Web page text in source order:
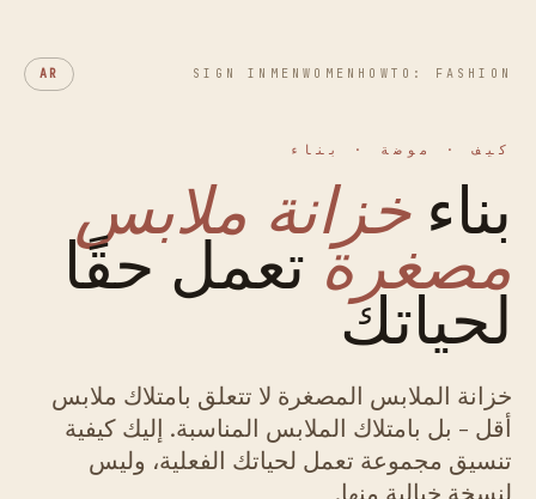
HOWTO: FASHION
WOMEN
MEN
SIGN IN
AR
كيف · موضة · بناء
بناءخزانة ملابس
مصغرةتعمل حقًا
لحياتك
خزانة الملابس المصغرة لا تتعلق بامتلاك ملابس
أقل - بل بامتلاك الملابس المناسبة. إليك كيفية
تنسيق مجموعة تعمل لحياتك الفعلية، وليس
لنسخة خيالية منها.